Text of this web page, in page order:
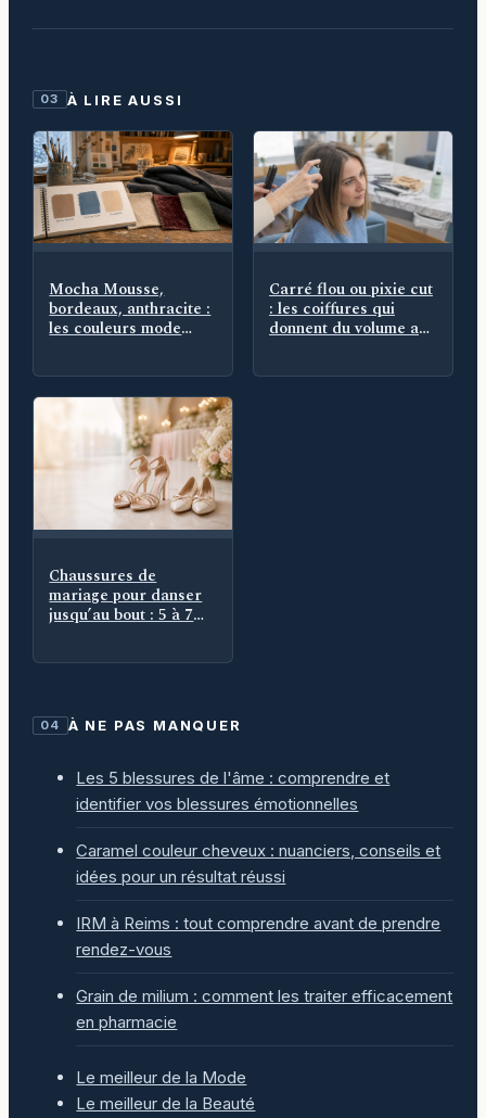
03 À LIRE AUSSI
Mocha Mousse,
bordeaux, anthracite :
les couleurs mode
Carré flou ou pixie cut
: les coiffures qui
donnent du volume aux
Chaussures de
mariage pour danser
jusqu’au bout : 5 à 7
04 À NE PAS MANQUER
Les 5 blessures de l'âme : comprendre et
identifier vos blessures émotionnelles
Caramel couleur cheveux : nuanciers, conseils et
idées pour un résultat réussi
IRM à Reims : tout comprendre avant de prendre
rendez-vous
Grain de milium : comment les traiter efficacement
en pharmacie
Le meilleur de la Mode
Le meilleur de la Beauté